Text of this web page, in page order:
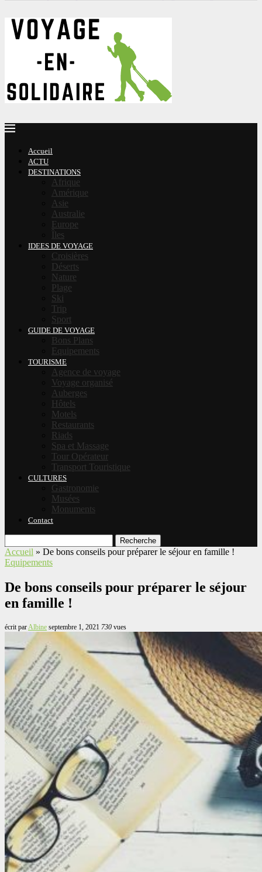
Accueil
ACTU
DESTINATIONS
Afrique
Amérique
Asie
Australie
Europe
Îles
IDEES DE VOYAGE
Croisières
Déserts
Nature
Plage
Ski
Trip
Sport
GUIDE DE VOYAGE
Bons Plans
Equipements
TOURISME
Agence de voyage
Voyage organisé
Auberges
Hôtels
Motels
Restaurants
Riads
Spa et Massage
Tour Opérateur
Transport Touristique
CULTURES
Gastronomie
Musées
Monuments
Contact
Recherche
Accueil » De bons conseils pour préparer le séjour en famille !
Equipements
De bons conseils pour préparer le séjour
en famille !
écrit parAlbine septembre 1, 2021 730 vues